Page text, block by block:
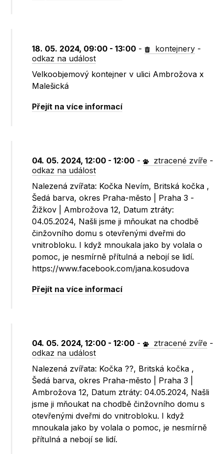
18. 05. 2024, 09:00 - 13:00 - kontejnery -
odkaz na událost
Velkoobjemový kontejner v ulici Ambrožova x
Malešická
Přejít na více informací
04. 05. 2024, 12:00 - 12:00 - ztracené zvíře -
odkaz na událost
Nalezená zvířata: Kočka Nevím, Britská kočka ,
Šedá barva, okres Praha-město | Praha 3 -
Žižkov | Ambrožova 12, Datum ztráty:
04.05.2024, Našli jsme ji mňoukat na chodbě
činžovního domu s otevřenými dveřmi do
vnitrobloku. I když mnoukala jako by volala o
pomoc, je nesmírně přítulná a nebojí se lidí.
https://www.facebook.com/jana.kosudova
Přejít na více informací
04. 05. 2024, 12:00 - 12:00 - ztracené zvíře -
odkaz na událost
Nalezená zvířata: Kočka ??, Britská kočka ,
Šedá barva, okres Praha-město | Praha 3 |
Ambrožova 12, Datum ztráty: 04.05.2024, Našli
jsme ji mňoukat na chodbě činžovního domu s
otevřenými dveřmi do vnitrobloku. I když
mnoukala jako by volala o pomoc, je nesmírně
přítulná a nebojí se lidí.